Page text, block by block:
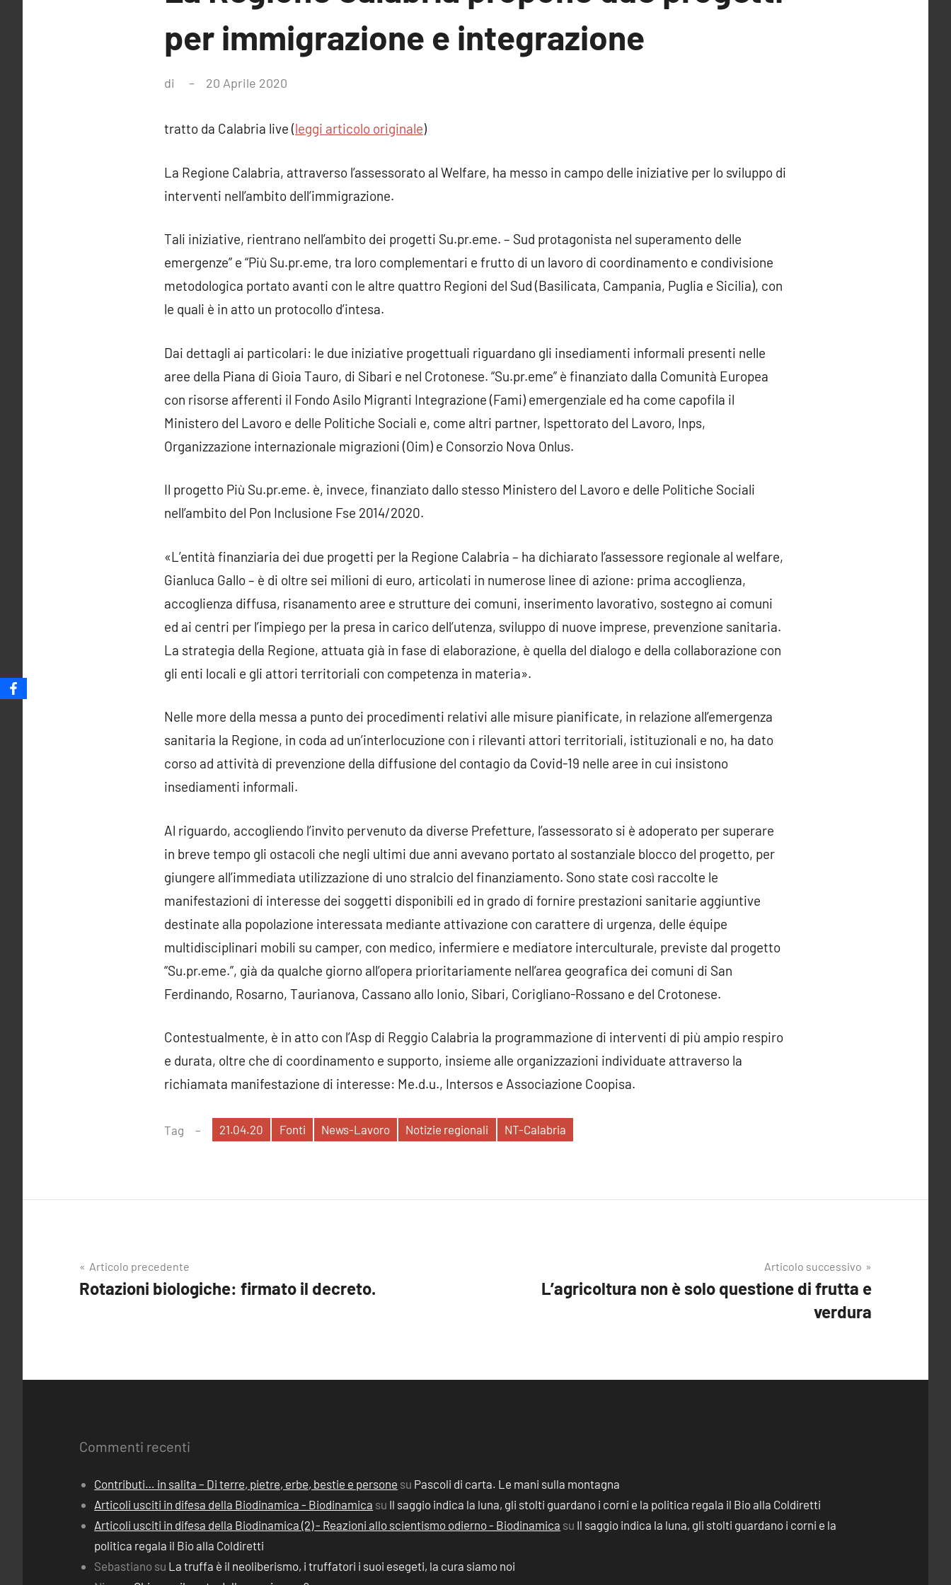
per immigrazione e integrazione
di 20 Aprile 2020
tratto da Calabria live (leggi articolo originale)
La Regione Calabria, attraverso l’assessorato al Welfare, ha messo in campo delle iniziative per lo sviluppo di
interventi nell’ambito dell’immigrazione.
Tali iniziative, rientrano nell’ambito dei progetti Su.pr.eme. – Sud protagonista nel superamento delle
emergenze” e “Più Su.pr.eme, tra loro complementari e frutto di un lavoro di coordinamento e condivisione
metodologica portato avanti con le altre quattro Regioni del Sud (Basilicata, Campania, Puglia e Sicilia), con
le quali è in atto un protocollo d’intesa.
Dai dettagli ai particolari: le due iniziative progettuali riguardano gli insediamenti informali presenti nelle
aree della Piana di Gioia Tauro, di Sibari e nel Crotonese. “Su.pr.eme” è finanziato dalla Comunità Europea
con risorse afferenti il Fondo Asilo Migranti Integrazione (Fami) emergenziale ed ha come capofila il
Ministero del Lavoro e delle Politiche Sociali e, come altri partner, Ispettorato del Lavoro, Inps,
Organizzazione internazionale migrazioni (Oim) e Consorzio Nova Onlus.
Il progetto Più Su.pr.eme. è, invece, finanziato dallo stesso Ministero del Lavoro e delle Politiche Sociali
nell’ambito del Pon Inclusione Fse 2014/2020.
«L’entità finanziaria dei due progetti per la Regione Calabria – ha dichiarato l’assessore regionale al welfare,
Gianluca Gallo – è di oltre sei milioni di euro, articolati in numerose linee di azione: prima accoglienza,
accoglienza diffusa, risanamento aree e strutture dei comuni, inserimento lavorativo, sostegno ai comuni
ed ai centri per l’impiego per la presa in carico dell’utenza, sviluppo di nuove imprese, prevenzione sanitaria.
La strategia della Regione, attuata già in fase di elaborazione, è quella del dialogo e della collaborazione con
gli enti locali e gli attori territoriali con competenza in materia».
Nelle more della messa a punto dei procedimenti relativi alle misure pianificate, in relazione all’emergenza
sanitaria la Regione, in coda ad un’interlocuzione con i rilevanti attori territoriali, istituzionali e no, ha dato
corso ad attività di prevenzione della diffusione del contagio da Covid-19 nelle aree in cui insistono
insediamenti informali.
Al riguardo, accogliendo l’invito pervenuto da diverse Prefetture, l’assessorato si è adoperato per superare
in breve tempo gli ostacoli che negli ultimi due anni avevano portato al sostanziale blocco del progetto, per
giungere all’immediata utilizzazione di uno stralcio del finanziamento. Sono state così raccolte le
manifestazioni di interesse dei soggetti disponibili ed in grado di fornire prestazioni sanitarie aggiuntive
destinate alla popolazione interessata mediante attivazione con carattere di urgenza, delle équipe
multidisciplinari mobili su camper, con medico, infermiere e mediatore interculturale, previste dal progetto
“Su.pr.eme.”, già da qualche giorno all’opera prioritariamente nell’area geografica dei comuni di San
Ferdinando, Rosarno, Taurianova, Cassano allo Ionio, Sibari, Corigliano-Rossano e del Crotonese.
Contestualmente, è in atto con l’Asp di Reggio Calabria la programmazione di interventi di più ampio respiro
e durata, oltre che di coordinamento e supporto, insieme alle organizzazioni individuate attraverso la
richiamata manifestazione di interesse: Me.d.u., Intersos e Associazione Coopisa.
Tag 21.04.20 Fonti News-Lavoro Notizie regionali NT-Calabria
Navigazione
articoli
Articolo precedente
Rotazioni biologiche: firmato il decreto.
Articolo successivo
L’agricoltura non è solo questione di frutta e
verdura
Commenti recenti
Contributi… in salita – Di terre, pietre, erbe, bestie e persone su Pascoli di carta. Le mani sulla montagna
Articoli usciti in difesa della Biodinamica - Biodinamica su Il saggio indica la luna, gli stolti guardano i corni e la politica regala il Bio alla Coldiretti
Articoli usciti in difesa della Biodinamica (2) - Reazioni allo scientismo odierno - Biodinamica su Il saggio indica la luna, gli stolti guardano i corni e la
politica regala il Bio alla Coldiretti
Sebastiano su La truffa è il neoliberismo, i truffatori i suoi esegeti, la cura siamo noi